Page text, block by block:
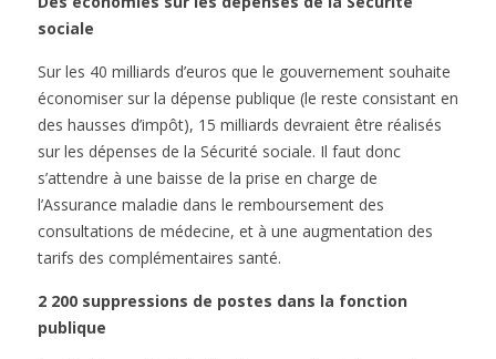
sociale
Sur les 40 milliards d’euros que le gouvernement souhaite
économiser sur la dépense publique (le reste consistant en
des hausses d’impôt), 15 milliards devraient être réalisés
sur les dépenses de la Sécurité sociale. Il faut donc
s’attendre à une baisse de la prise en charge de
l’Assurance maladie dans le remboursement des
consultations de médecine, et à une augmentation des
tarifs des complémentaires santé.
2 200 suppressions de postes dans la fonction
publique